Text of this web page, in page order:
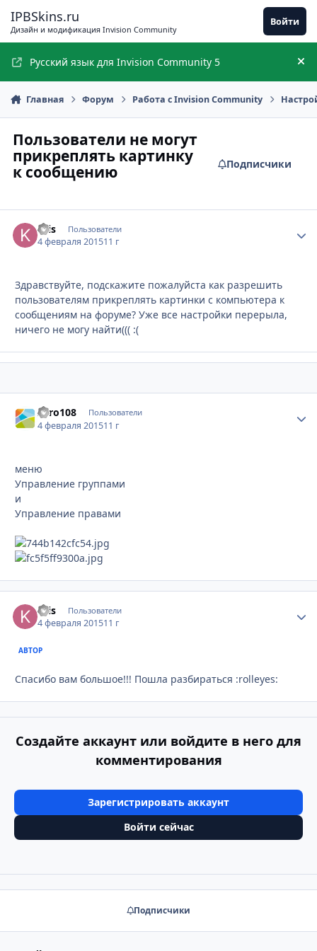
IPBSkins.ru
Дизайн и модификация Invision Community
Войти
Русский язык для Invision Community 5
Главная Форум Работа с Invision Community
Пользователи не могут
прикреплять картинку
к сообщению
Подписчики
Kris Пользователи
4 февраля 201511 г
Здравствуйте, подскажите пожалуйста как разрешить
пользователям прикреплять картинки с компьютера к
сообщениям на форуме? Уже все настройки перерыла,
ничего не могу найти((( :(
Zero108 Пользователи
4 февраля 201511 г
меню
Управление группами
и
Управление правами
Kris Пользователи
4 февраля 201511 г
АВТОР
Спасибо вам большое!!! Пошла разбираться :rolleyes:
Создайте аккаунт или войдите в него для
комментирования
Зарегистрировать аккаунт
Войти сейчас
Подписчики